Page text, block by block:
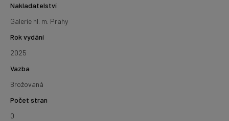
Nakladatelství
Galerie hl. m. Prahy
Rok vydání
2025
Vazba
Brožovaná
Počet stran
0